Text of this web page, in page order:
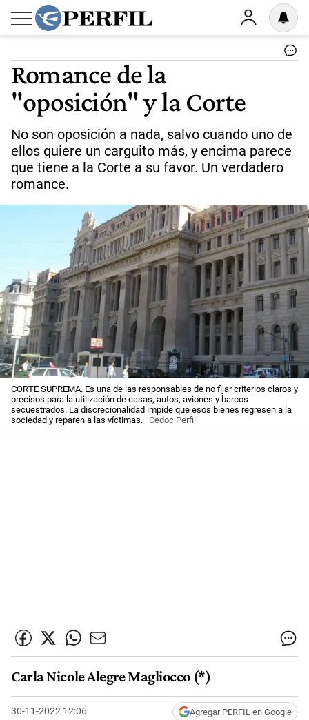
Romance de la
"oposición" y la Corte
No son oposición a nada, salvo cuando uno de
ellos quiere un carguito más, y encima parece
que tiene a la Corte a su favor. Un verdadero
romance.
CORTE SUPREMA. Es una de las responsables de no fijar criterios claros y
precisos para la utilización de casas, autos, aviones y barcos
secuestrados. La discrecionalidad impide que esos bienes regresen a la
sociedad y reparen a las víctimas. | Cedoc Perfil
Carla Nicole Alegre Magliocco (*)
30-11-2022 12:06 Agregar PERFIL en Google